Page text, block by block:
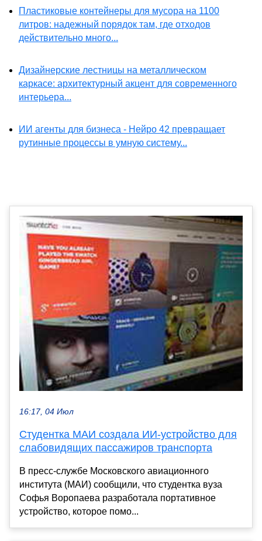
Пластиковые контейнеры для мусора на 1100
литров: надежный порядок там, где отходов
действительно много...
Дизайнерские лестницы на металлическом
каркасе: архитектурный акцент для современного
интерьера...
ИИ агенты для бизнеса - Нейро 42 превращает
рутинные процессы в умную систему...
16:17, 04 Июл
Студентка МАИ создала ИИ-устройство для
слабовидящих пассажиров транспорта
В пресс-службе Московского авиационного
института (МАИ) сообщили, что студентка вуза
Софья Воропаева разработала портативное
устройство, которое помо...